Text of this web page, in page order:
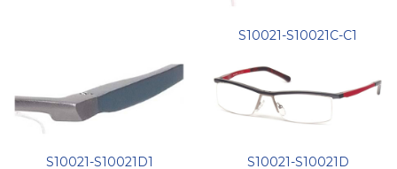
S10021-S10021C-C1
S10021-S10021D1 S10021-S10021D